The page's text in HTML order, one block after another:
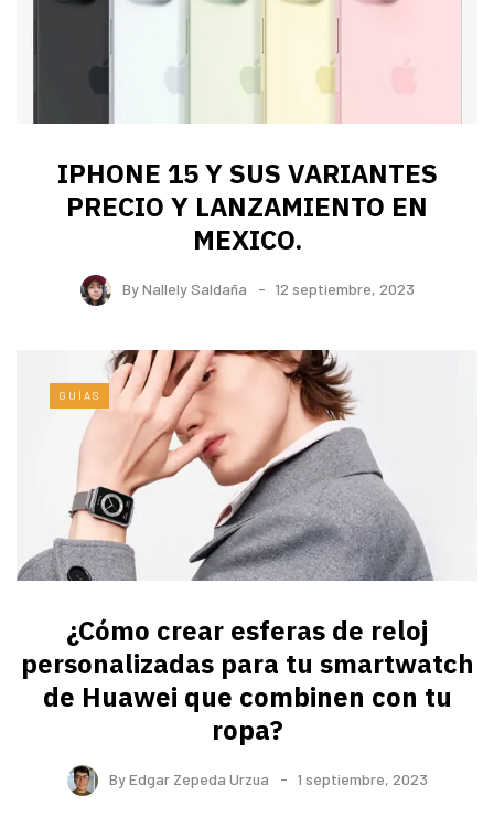
IPHONE 15 Y SUS VARIANTES
PRECIO Y LANZAMIENTO EN
MEXICO.
ByNallely Saldaña 12 septiembre, 2023
GUÍAS
¿Cómo crear esferas de reloj
personalizadas para tu smartwatch
de Huawei que combinen con tu
ropa?
ByEdgar Zepeda Urzua 1 septiembre, 2023